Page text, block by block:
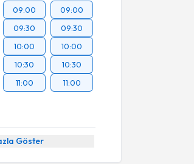
09:00
09:30
10:00
10:30
11:00
09:00
09:30
10:00
10:30
11:00
Göster